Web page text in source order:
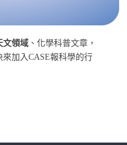
文領域 、化學科普文章，
來加入CASE報科學的行